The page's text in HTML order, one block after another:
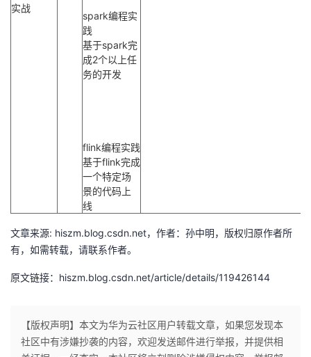
实战
spark编程实
践
基于spark完
成2个以上任
务的开发
flink编程实践
基于flink完成
一个特定场
景的代码上
线
文章来源: hiszm.blog.csdn.net，作者：孙中明，版权归原作者所
有，如需转载，请联系作者。
原文链接：hiszm.blog.csdn.net/article/details/119426144
【版权声明】本文为华为云社区用户转载文章，如果您发现本
社区中有涉嫌抄袭的内容，欢迎发送邮件进行举报，并提供相